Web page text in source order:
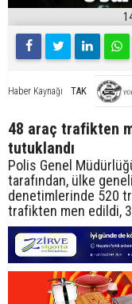
Haber Kaynağı TAK
48 araç trafikten
tutuklandı
Polis Genel
tarafından, ülke
denetimlerinde 520
trafikten men edildi,